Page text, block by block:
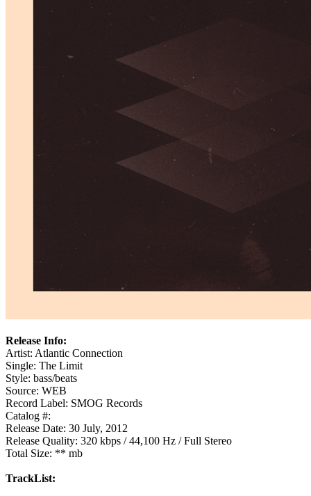
Release Info:
Artist: Atlantic Connection
Single: The Limit
Style: bass/beats
Source: WEB
Record Label: SMOG Records
Catalog #:
Release Date: 30 July, 2012
Release Quality: 320 kbps / 44,100 Hz / Full Stereo
Total Size: ** mb
TrackList: